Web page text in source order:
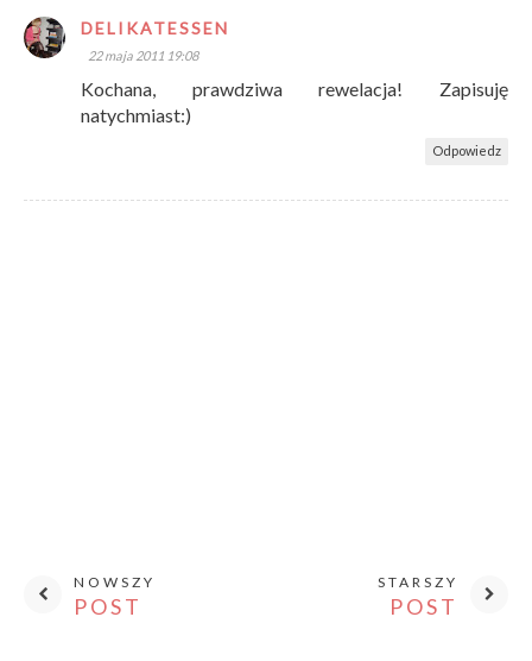
DELIKATESSEN
22 maja 2011 19:08
Kochana, prawdziwa rewelacja! Zapisuję
natychmiast:)
Odpowiedz
NOWSZY
POST
STARSZY
POST